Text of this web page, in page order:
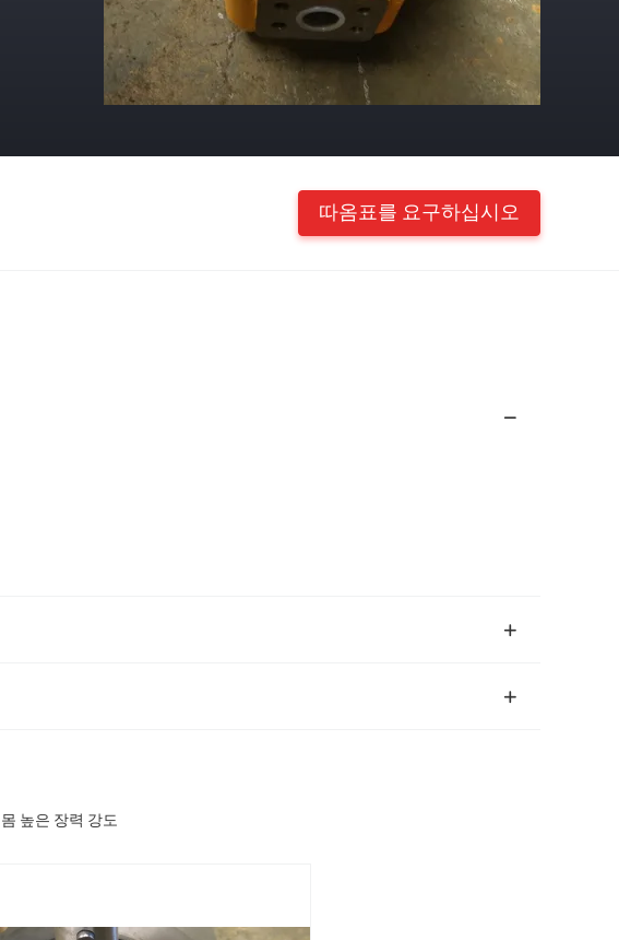
따옴표를 요구하십시오
높은 장력 강도